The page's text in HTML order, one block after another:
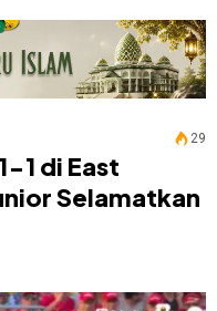
29
1 di East
Selamatkan